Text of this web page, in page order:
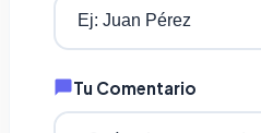
Tu Comentario